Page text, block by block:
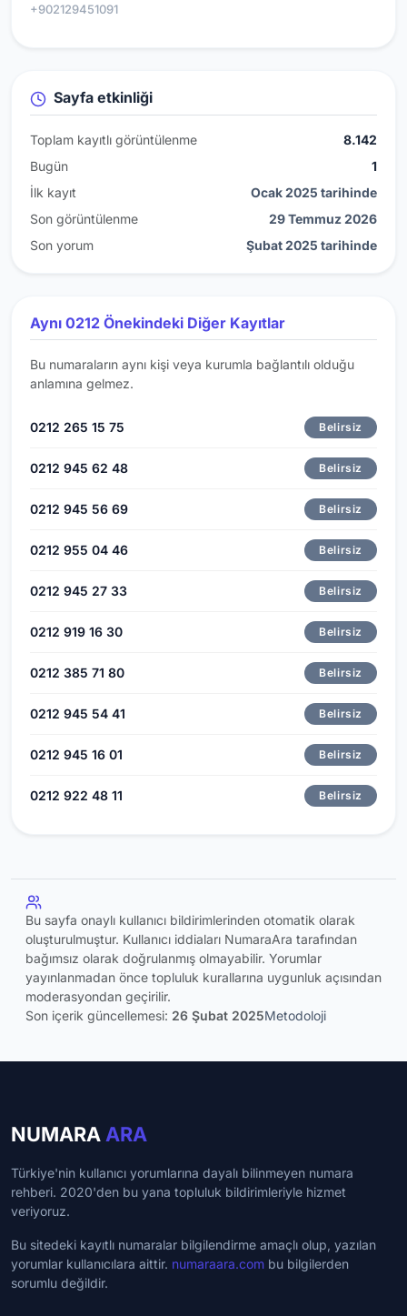
+902129451091
Sayfa etkinliği
Toplam kayıtlı görüntülenme
8.142
Bugün
1
İlk kayıt
Ocak 2025 tarihinde
Son görüntülenme
29 Temmuz 2026
Son yorum
Şubat 2025 tarihinde
Aynı 0212 Önekindeki Diğer Kayıtlar
Bu numaraların aynı kişi veya kurumla bağlantılı olduğu
anlamına gelmez.
0212 265 15 75 Belirsiz
0212 945 62 48 Belirsiz
0212 945 56 69 Belirsiz
0212 955 04 46 Belirsiz
0212 945 27 33 Belirsiz
0212 919 16 30 Belirsiz
0212 385 71 80 Belirsiz
0212 945 54 41 Belirsiz
0212 945 16 01 Belirsiz
0212 922 48 11 Belirsiz
Bu sayfa onaylı kullanıcı bildirimlerinden otomatik olarak
oluşturulmuştur. Kullanıcı iddiaları NumaraAra tarafından
bağımsız olarak doğrulanmış olmayabilir. Yorumlar
yayınlanmadan önce topluluk kurallarına uygunluk açısından
moderasyondan geçirilir.
Son içerik güncellemesi: 26 Şubat 2025Metodoloji
NUMARA ARA
Türkiye'nin kullanıcı yorumlarına dayalı bilinmeyen numara
rehberi. 2020'den bu yana topluluk bildirimleriyle hizmet
veriyoruz.
Bu sitedeki kayıtlı numaralar bilgilendirme amaçlı olup, yazılan
yorumlar kullanıcılara aittir. numaraara.com bu bilgilerden
sorumlu değildir.